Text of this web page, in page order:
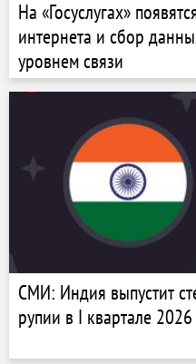
На «Госуслугах»
интернета и сбор
уровнем связи
СМИ: Индия выпустит
рупии в I квартале